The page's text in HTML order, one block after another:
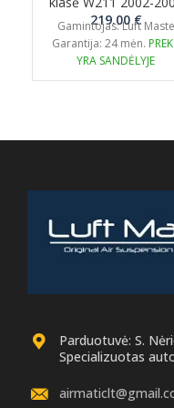
219.00€
Gamintojas: Luft
Garantija: 24 mėn.
YRA SANDĖLYJE
Parduotuvė: S.
Specializuotas